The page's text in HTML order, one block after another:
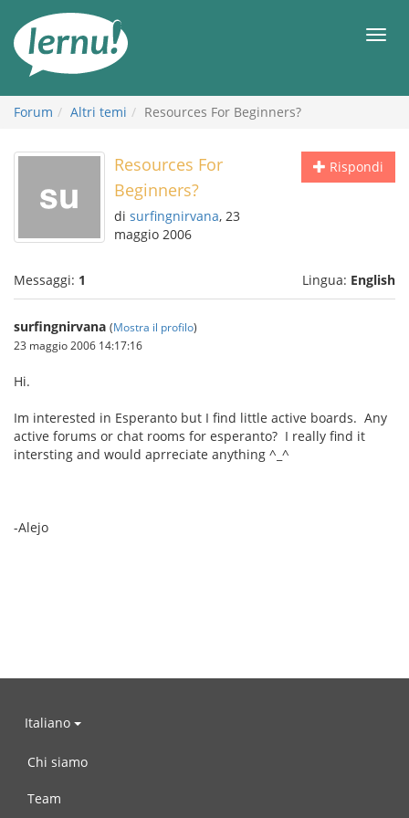
all’indice
Forum Altri temi Resources For Beginners?
Rispondi
Resources For
Beginners?
di surfingnirvana, 23
maggio 2006
Messaggi: 1 Lingua: English
surfingnirvana (Mostra il profilo)
23 maggio 2006 14:17:16
Hi.
Im interested in Esperanto but I find little active boards. Any
active forums or chat rooms for esperanto? I really find it
intersting and would aprreciate anything ^_^
-Alejo
Italiano
Chi siamo
Team